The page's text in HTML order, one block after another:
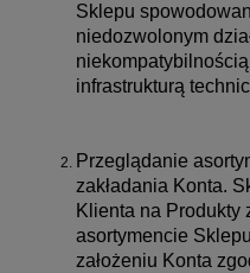
Sklepu
niedozwolonym
infrastrukturą
Przeglądanie
zakładania Konta.
Klienta na Produkty
asortymencie
założeniu Konta